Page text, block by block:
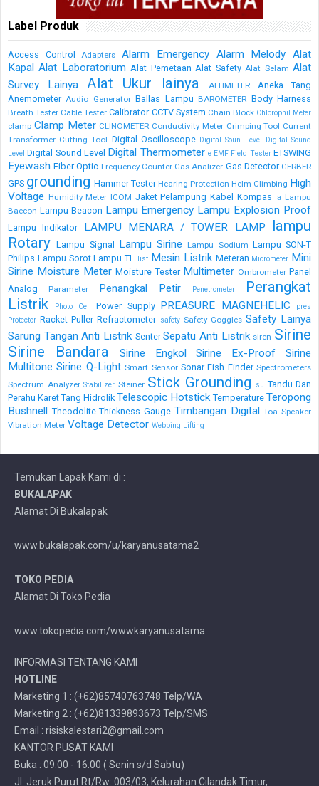
Label Produk
Access Control Adapters Alarm Emergency Alarm Melody Alat
Kapal Alat Laboratorium Alat Pemetaan Alat Safety Alat Selam Alat
Survey Lainya
Alat Ukur lainya ALTIMETER
Aneka Tang
Anemometer Audio Generator Ballas Lampu BAROMETER Body Harness
Breath Tester Cable Tester Calibrator CCTV System Chain Block Chlorophil Meter
clamp Clamp Meter CLINOMETER Conductivity Meter Crimping Tool Current
Transformer Cutting Tool Digital Oscilloscope Digital Soun Level Digital Sound
Level Digital Sound Level Digital Thermometer e EMF Field Tester ETSWING
Eyewash Fiber Optic Frequency Counter Gas Analizer Gas Detector GERBER
GPS grounding Hammer Tester Hearing Protection Helm Climbing High
Voltage Humidity Meter ICOM Jaket Pelampung Kabel Kompas la Lampu
Baecon Lampu Beacon Lampu Emergency Lampu Explosion Proof
Lampu Indikator LAMPU MENARA / TOWER LAMP
lampu
Rotary Lampu Signal Lampu Sirine Lampu Sodium Lampu SON-T
Philips Lampu Sorot Lampu TL list Mesin Listrik Meteran Micrometer Mini
Sirine Moisture Meter Moisture Tester Multimeter Ombrometer Panel
Analog
Parameter Penangkal Petir Penetrometer
Perangkat
Listrik
Photo Cell Power Supply PREASURE MAGNEHELIC
pres
Protector Racket Puller Refractometer safety Safety Goggles Safety Lainya
Sarung Tangan Anti Listrik Senter Sepatu Anti Listrik siren Sirine
Sirine Bandara
Sirine Engkol Sirine Ex-Proof
Sirine
Multitone Sirine Q-Light Smart Sensor Sonar Fish Finder Spectrometers
Spectrum Analyzer Stabilizer Steiner Stick Grounding su Tandu Dan
Perahu Karet Tang Hidrolik Telescopic Hotstick Temperature Teropong
Bushnell Theodolite Thickness Gauge Timbangan Digital Toa Speaker
Vibration Meter Voltage Detector Webbing Lifting
Temukan Lapak Kami di :
BUKALAPAK
Alamat Di Bukalapak
www.bukalapak.com/u/karyanusatama2
TOKO PEDIA
Alamat Di Toko Pedia
www.tokopedia.com/wwwkaryanusatama
INFORMASI TENTANG KAMI
HOTLINE
Marketing 1 : (+62)85740763748 Telp/WA
Marketing 2 : (+62)81339893673 Telp/SMS
Email : risiskalestari2@gmail.com
KANTOR PUSAT KAMI
Buka : 09:00 - 16:00 ( Senin s/d Sabtu)
Jl. Jeruk Purut Rt/Rw: 003/03, Kelurahan Cilandak Timur,